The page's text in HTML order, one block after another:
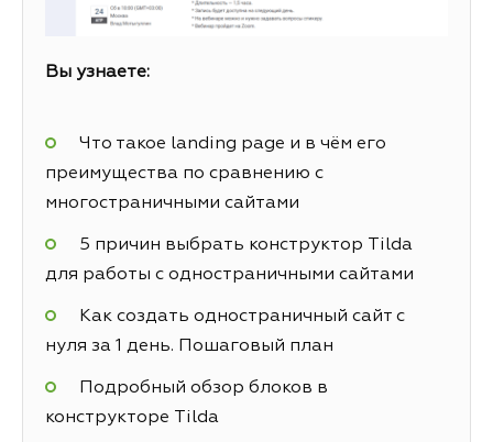
Вы узнаете:
Что такое landing page и в чём его
преимущества по сравнению с
многостраничными сайтами
5 причин выбрать конструктор Tilda
для работы с одностраничными сайтами
Как создать одностраничный сайт с
нуля за 1 день. Пошаговый план
Подробный обзор блоков в
конструкторе Tilda